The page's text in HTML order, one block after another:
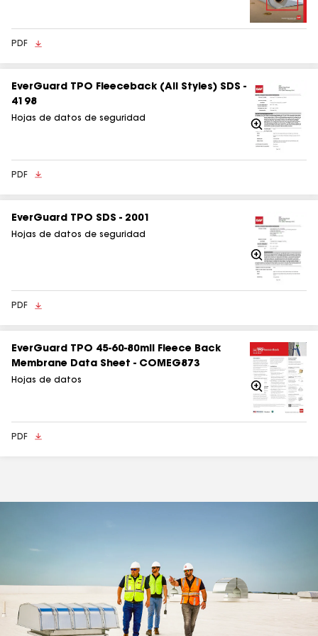
PDF
EverGuard TPO Fleeceback (All Styles) SDS -
4198
Hojas de datos de seguridad Acercarse
PDF
EverGuard TPO SDS - 2001
Hojas de datos de seguridad
Acercarse
PDF
EverGuard TPO 45-60-80mil Fleece Back
Membrane Data Sheet - COMEG873
Hojas de datos Acercarse
PDF